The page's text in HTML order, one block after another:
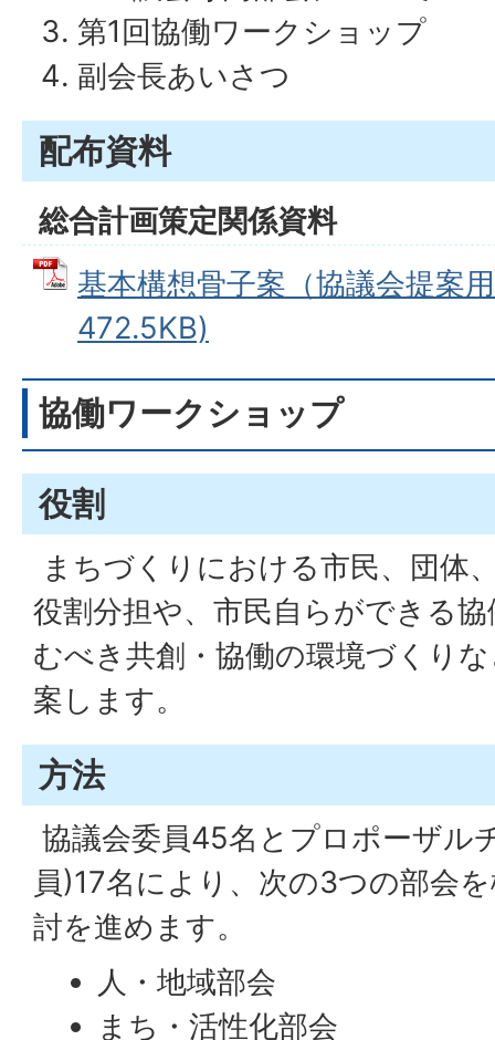
第1回協働ワークショップ
副会長あいさつ
配布資料
総合計画策定関係資料
基本構想骨子案（協議会提案
472.5KB)
協働ワークショップ
役割
まちづくりにおける市民、団体
役割分担や、市民自らができる
むべき共創・協働の環境づくり
案します。
方法
協議会委員45名とプロポーザル
員)17名により、次の3つの部会
討を進めます。
人・地域部会
まち・活性化部会